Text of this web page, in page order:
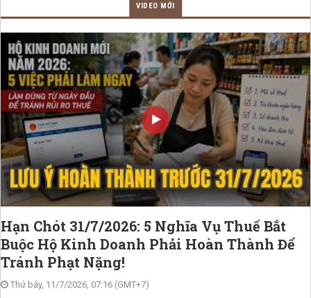
VIDEO MỚI
Hạn Chót 31/7/2026: 5 Nghĩa Vụ Thuế Bắt
Buộc Hộ Kinh Doanh Phải Hoàn Thành Để
Tránh Phạt Nặng!
Thứ bảy, 11/7/2026, 07:16 (GMT+7)